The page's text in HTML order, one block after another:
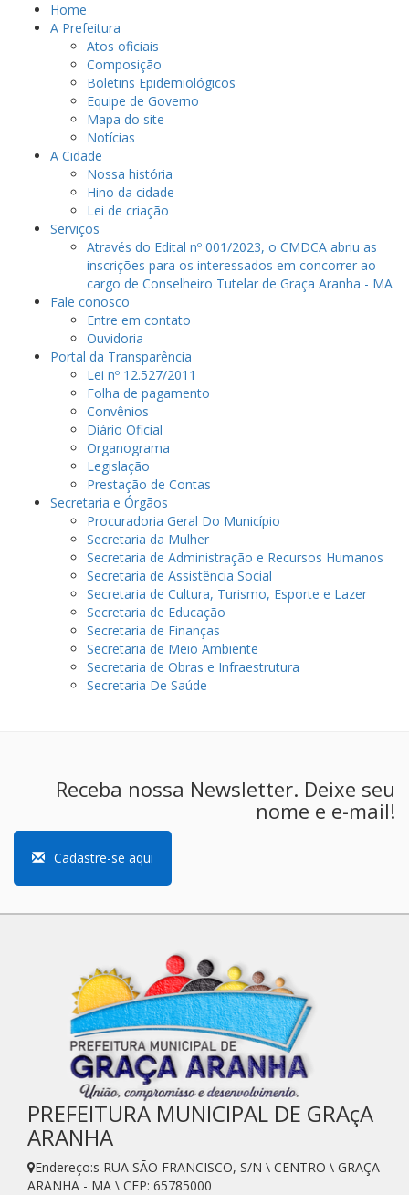
Home
A Prefeitura
Atos oficiais
Composição
Boletins Epidemiológicos
Equipe de Governo
Mapa do site
Notícias
A Cidade
Nossa história
Hino da cidade
Lei de criação
Serviços
Através do Edital nº 001/2023, o CMDCA abriu as
inscrições para os interessados em concorrer ao
cargo de Conselheiro Tutelar de Graça Aranha - MA
Fale conosco
Entre em contato
Ouvidoria
Portal da Transparência
Lei nº 12.527/2011
Folha de pagamento
Convênios
Diário Oficial
Organograma
Legislação
Prestação de Contas
Secretaria e Órgãos
Procuradoria Geral Do Município
Secretaria da Mulher
Secretaria de Administração e Recursos Humanos
Secretaria de Assistência Social
Secretaria de Cultura, Turismo, Esporte e Lazer
Secretaria de Educação
Secretaria de Finanças
Secretaria de Meio Ambiente
Secretaria de Obras e Infraestrutura
Secretaria De Saúde
Receba nossa Newsletter. Deixe seu
nome e e-mail!
Cadastre-se aqui
PREFEITURA MUNICIPAL DE GRAçA
ARANHA
Endereço:s RUA SÃO FRANCISCO, S/N \ CENTRO \ GRAÇA
ARANHA - MA \ CEP: 65785000